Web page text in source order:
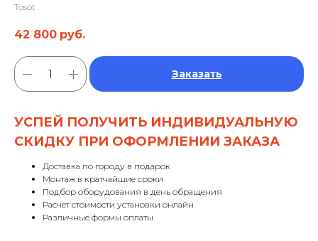
Tosot
42 800 руб.
Заказать
УСПЕЙ ПОЛУЧИТЬ ИНДИВИДУАЛЬНУЮ
СКИДКУ ПРИ ОФОРМЛЕНИИ ЗАКАЗА
Доставка по городу в подарок
Монтаж в кратчайшие сроки
Подбор оборудования в день обращения
Расчет стоимости установки онлайн
Различные формы оплаты